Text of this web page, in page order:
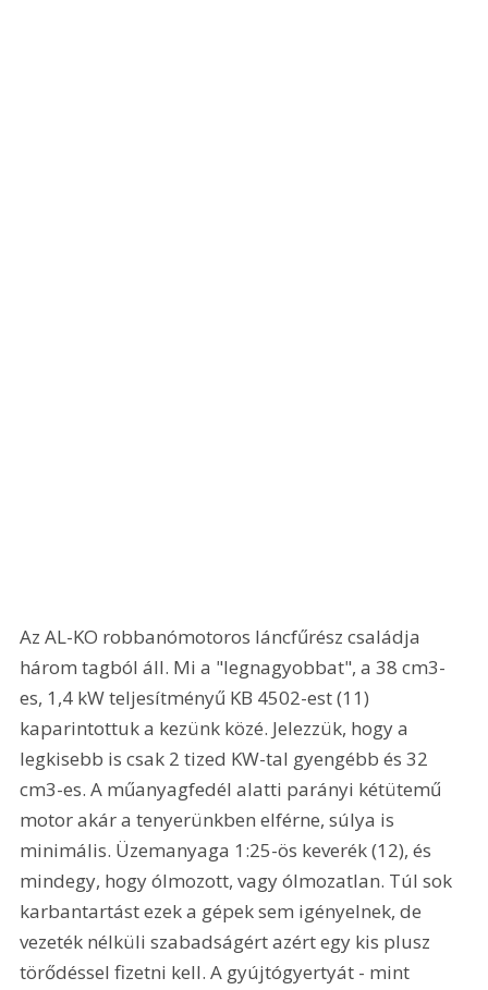
Az AL-KO robbanómotoros láncfűrész családja
három tagból áll. Mi a "legnagyobbat", a 38 cm3-
es, 1,4 kW teljesítményű KB 4502-est (11)
kaparintottuk a kezünk közé. Jelezzük, hogy a
legkisebb is csak 2 tized KW-tal gyengébb és 32
cm3-es. A műanyagfedél alatti parányi kétütemű
motor akár a tenyerünkben elférne, súlya is
minimális. Üzemanyaga 1:25-ös keverék (12), és
mindegy, hogy ólmozott, vagy ólmozatlan. Túl sok
karbantartást ezek a gépek sem igényelnek, de
vezeték nélküli szabadságért azért egy kis plusz
törődéssel fizetni kell. A gyújtógyertyát - mint